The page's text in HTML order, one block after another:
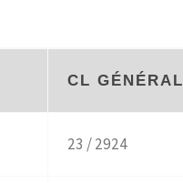
CL GÉNÉRAL
23 / 2924